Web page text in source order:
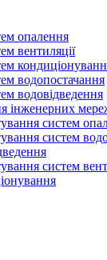
опалення
вентиляції
водопостачання
водовідведення
інженерних
систем
систем
систем